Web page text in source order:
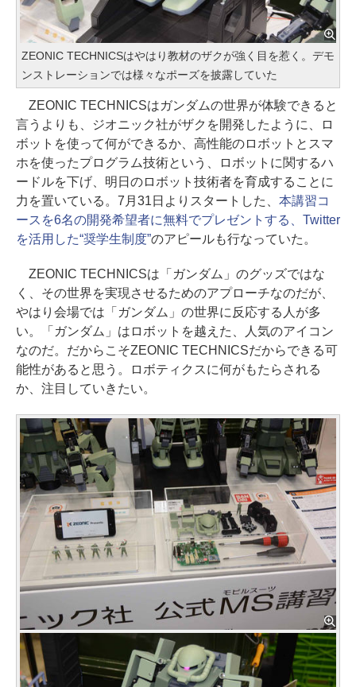
ZEONIC TECHNICSはやはり教材のザクが強く目を惹く。デモ
ンストレーションでは様々なポーズを披露していた
ZEONIC TECHNICSはガンダムの世界が体験できると
言うよりも、ジオニック社がザクを開発したように、ロ
ボットを使って何ができるか、高性能のロボットとスマ
ホを使ったプログラム技術という、ロボットに関するハ
ードルを下げ、明日のロボット技術者を育成することに
力を置いている。7月31日よりスタートした、 本講習コ
ースを6名の開発希望者に無料でプレゼントする、Twitter
を活用した“奨学生制度”のアピールも行なっていた。
ZEONIC TECHNICSは「ガンダム」のグッズではな
く、その世界を実現させるためのアプローチなのだが、
やはり会場では「ガンダム」の世界に反応する人が多
い。「ガンダム」はロボットを越えた、人気のアイコン
なのだ。だからこそZEONIC TECHNICSだからできる可
能性があると思う。ロボティクスに何がもたらされる
か、注目していきたい。